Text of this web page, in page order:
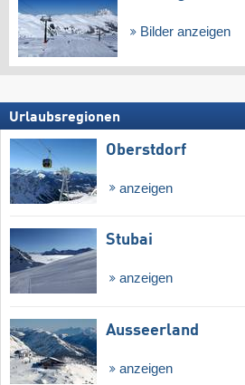
Bilder anzeigen
Urlaubsregionen
Oberstdorf
anzeigen
Stubai
anzeigen
Ausseerland
anzeigen